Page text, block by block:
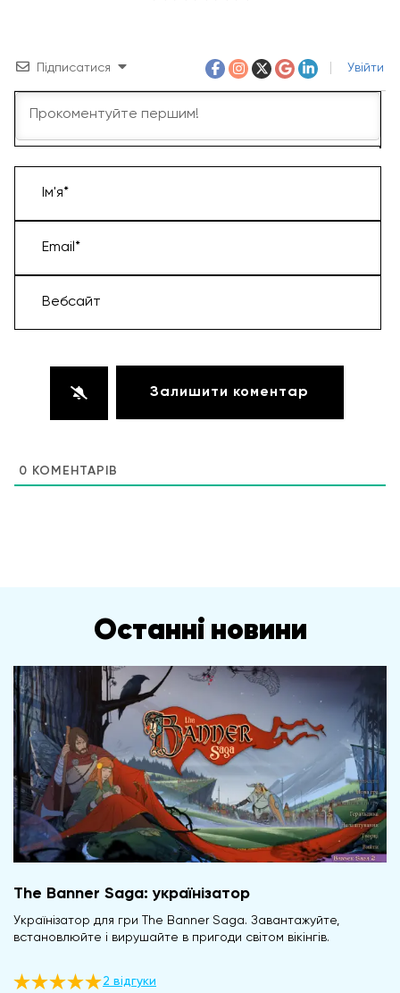
Підписатися Увійти
Ім'я*
Email*
Вебсайт
0 КОМЕНТАРІВ
Останні новини
The Banner Saga: українізатор
Українізатор для гри The Banner Saga. Завантажуйте,
встановлюйте і вирушайте в пригоди світом вікінгів.
2 відгуки